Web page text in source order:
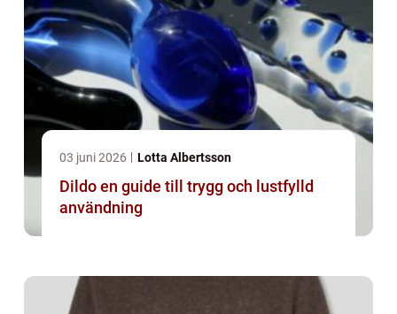
03 juni 2026 Lotta Albertsson
Dildo en guide till trygg och lustfylld
användning